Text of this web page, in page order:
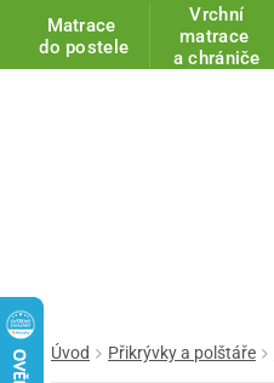
Matrace
do postele
Vrchní
matrace
a chrániče
Úvod Přikrývky a polštáře